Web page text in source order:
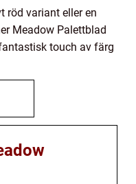
röd variant eller en
Meadow Palettblad
touch av färg